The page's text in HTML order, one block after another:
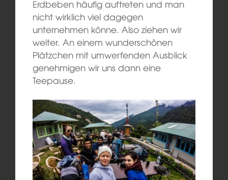
Erdbeben häufig auftreten und man
nicht wirklich viel dagegen
unternehmen könne. Also ziehen wir
weiter. An einem wunderschönen
Plätzchen mit umwerfenden Ausblick
genehmigen wir uns dann eine
Teepause.